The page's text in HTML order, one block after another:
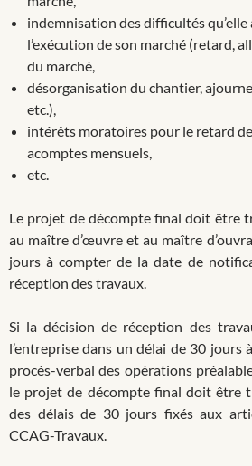
indemnisation des difficultés
l’exécution de son marché (retard,
du marché,
désorganisation du chantier,
etc.),
intérêts moratoires pour le retard
acomptes mensuels,
etc.
Le projet de décompte final doit être
au maître d’œuvre et au maître
jours à compter de la date de
réception des travaux.
Si la décision de réception des
l’entreprise dans un délai de 30 jours
procès-verbal des opérations
le projet de décompte final doit être
des délais de 30 jours fixés aux
CCAG-Travaux.